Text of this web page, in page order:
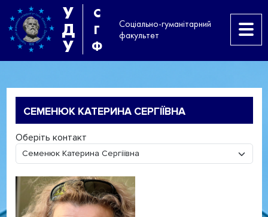
У
Д
У
С
Г
Ф
Соціально-гуманітарний
факультет
СЕМЕНЮК КАТЕРИНА СЕРГІЇВНА
Оберіть контакт